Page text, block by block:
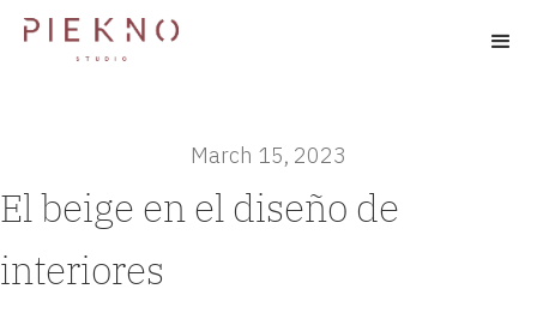
March 15, 2023
El beige en el diseño de
interiores